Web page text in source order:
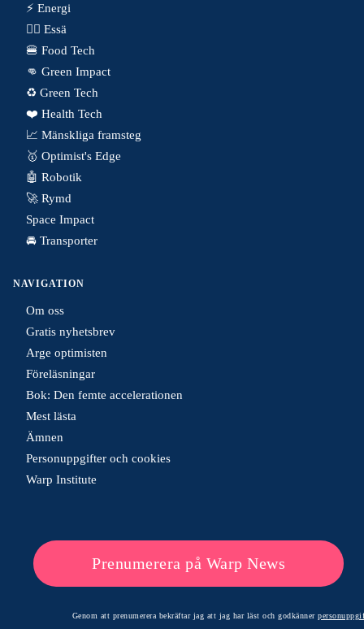
⚡️ Energi
✍🏼 Essä
🍔 Food Tech
👊 Green Impact
♻️ Green Tech
❤️ Health Tech
📈 Mänskliga framsteg
🥇 Optimist's Edge
🤖 Robotik
🚀 Rymd
Space Impact
🚘 Transporter
NAVIGATION
Om oss
Gratis nyhetsbrev
Arge optimisten
Föreläsningar
Bok: Den femte accelerationen
Mest lästa
Ämnen
Personuppgifter och cookies
Warp Institute
Prenumerera på Warp News
Genom att prenumerera bekräftar jag att jag har läst och godkänner